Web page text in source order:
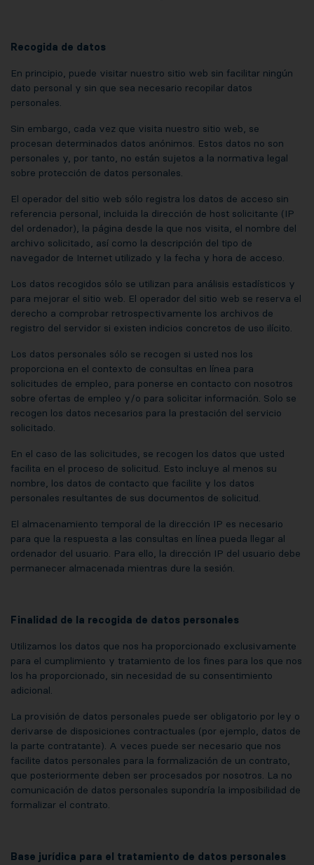
Recogida de datos
En principio, puede visitar nuestro sitio web sin facilitar ningún
dato personal y sin que sea necesario recopilar datos
personales.
Sin embargo, cada vez que visita nuestro sitio web, se
procesan determinados datos anónimos. Estos datos no son
personales y, por tanto, no están sujetos a la normativa legal
sobre protección de datos personales.
El operador del sitio web sólo registra los datos de acceso sin
referencia personal, incluida la dirección de host solicitante (IP
del ordenador), la página desde la que nos visita, el nombre del
archivo solicitado, así como la descripción del tipo de
navegador de Internet utilizado y la fecha y hora de acceso.
Los datos recogidos sólo se utilizan para análisis estadísticos y
para mejorar el sitio web. El operador del sitio web se reserva el
derecho a comprobar retrospectivamente los archivos de
registro del servidor si existen indicios concretos de uso ilícito.
Los datos personales sólo se recogen si usted nos los
proporciona en el contexto de consultas en línea para
solicitudes de empleo, para ponerse en contacto con nosotros
sobre ofertas de empleo y/o para solicitar información. Solo se
recogen los datos necesarios para la prestación del servicio
solicitado.
En el caso de las solicitudes, se recogen los datos que usted
facilita en el proceso de solicitud. Esto incluye al menos su
nombre, los datos de contacto que facilite y los datos
personales resultantes de sus documentos de solicitud.
El almacenamiento temporal de la dirección IP es necesario
para que la respuesta a las consultas en línea pueda llegar al
ordenador del usuario. Para ello, la dirección IP del usuario debe
permanecer almacenada mientras dure la sesión.
Finalidad de la recogida de datos personales
Utilizamos los datos que nos ha proporcionado exclusivamente
para el cumplimiento y tratamiento de los fines para los que nos
los ha proporcionado, sin necesidad de su consentimiento
adicional.
La provisión de datos personales puede ser obligatorio por ley o
derivarse de disposiciones contractuales (por ejemplo, datos de
la parte contratante). A veces puede ser necesario que nos
facilite datos personales para la formalización de un contrato,
que posteriormente deben ser procesados por nosotros. La no
comunicación de datos personales supondría la imposibilidad de
formalizar el contrato.
Base jurídica para el tratamiento de datos personales